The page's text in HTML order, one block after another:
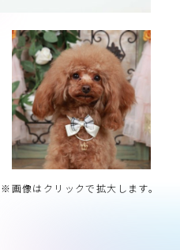
※画像はクリックで拡大します。